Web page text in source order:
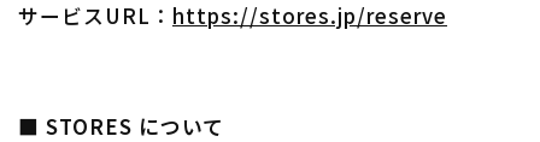
サービスURL： https://stores.jp/reserve
■ STORES について